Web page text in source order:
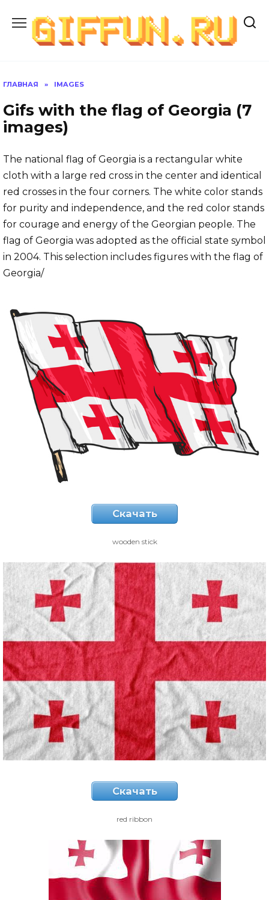
содержанию
ГЛАВНАЯ » IMAGES
Gifs with the flag of Georgia (7
images)
The national flag of Georgia is a rectangular white
cloth with a large red cross in the center and identical
red crosses in the four corners. The white color stands
for purity and independence, and the red color stands
for courage and energy of the Georgian people. The
flag of Georgia was adopted as the official state symbol
in 2004. This selection includes figures with the flag of
Georgia/
Скачать
wooden stick
Скачать
red ribbon